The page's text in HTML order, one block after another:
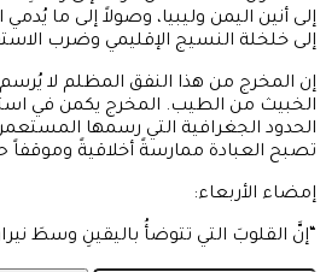
إلى أنين اليمن وليبيا، وصولاً إلى ما
إلى خلخلة النسيج الإقليمي وضرب
​إن المخرج من هذا النفق المظلم لا يُرسم
الخبيث من الطيب. المخرج يكمن في
الحدود الجغرافية التي رسمها
تصبح العبادة ممارسةً أخلاقيةً
​إمضاء الأربعاء:
“إنَّ القلوبَ التي تتوضأُ باليقينِ وسطَ